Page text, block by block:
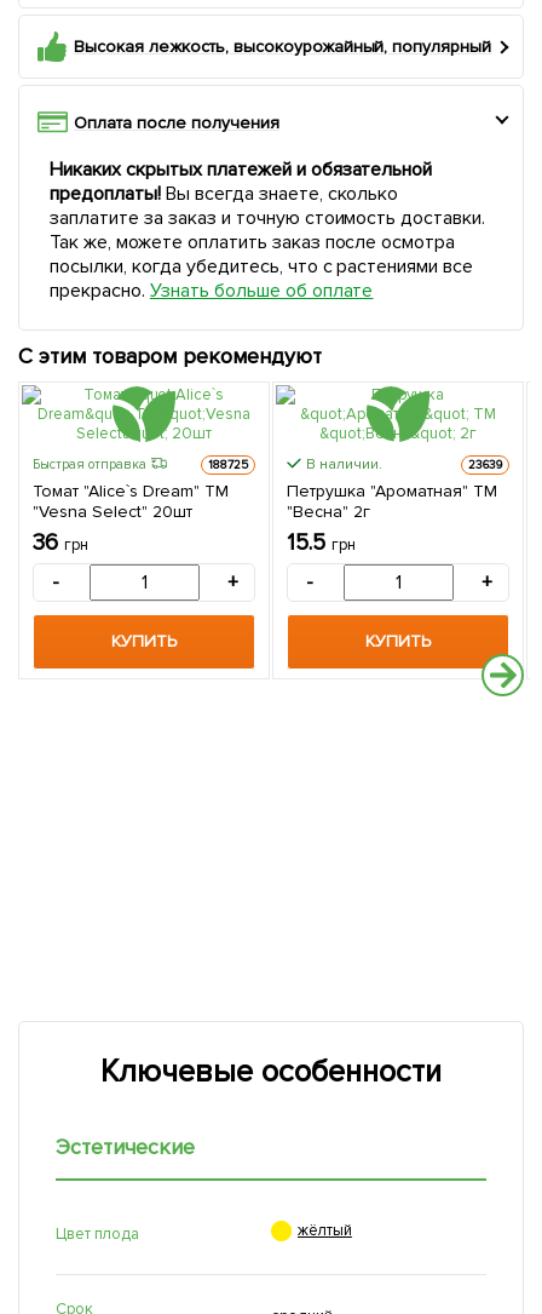
Высокая лежкость, высокоурожайный, популярный
Оплата после получения
Никаких скрытых платежей и обязательной
предоплаты!Вы всегда знаете, сколько
заплатите за заказ и точную стоимость доставки.
Так же, можете оплатить заказ после осмотра
посылки, когда убедитесь, что с растениями все
прекрасно. Узнать больше об оплате
С этим товаром рекомендуют
Быстрая отправка 188725
Томат "Alice`s Dream" ТМ
"Vesna Select" 20шт
36 грн
- +
КУПИТЬ
В наличии. 23639
Петрушка "Ароматная" ТМ
"Весна" 2г
15.5 грн
- +
КУПИТЬ
Ключевые особенности
Эстетические
Цвет плода  жёлтый
Срок